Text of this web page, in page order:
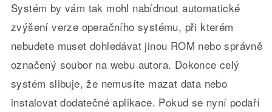
Systém by vám tak mohl nabídnout automatické
zvýšení verze operačního systému, při kterém
nebudete muset dohledávat jinou ROM nebo správně
označený soubor na webu autora. Dokonce celý
systém slibuje, že nemusíte mazat data nebo
instalovat dodatečné aplikace. Pokud se nyní podaří